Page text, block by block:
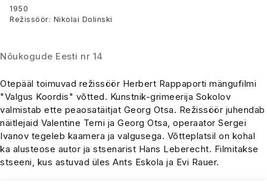
1950
Režissöör: Nikolai Dolinski
Nõukogude Eesti nr 14
Otepääl toimuvad režissöör Herbert Rappaporti mängufilmi
"Valgus Koordis" võtted. Kunstnik-grimeerija Sokolov
valmistab ette peaosatäitjat Georg Otsa. Režissöör juhendab
näitlejaid Valentine Terni ja Georg Otsa, operaator Sergei
Ivanov tegeleb kaamera ja valgusega. Võtteplatsil on kohal
ka alusteose autor ja stsenarist Hans Leberecht. Filmitakse
stseeni, kus astuvad üles Ants Eskola ja Evi Rauer.